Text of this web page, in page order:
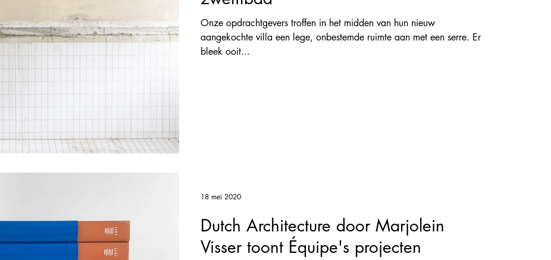
Onze opdrachtgevers troffen in het midden van hun nieuw
aangekochte villa een lege, onbestemde ruimte aan met een serre. Er
bleek ooit...
Dutch Architecture door Marjolein
Visser toont Équipe's projecten
18 mei 2020